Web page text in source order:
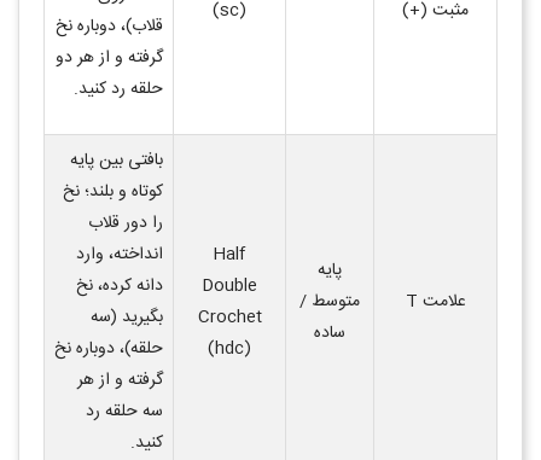
مثبت (+)
(sc)
قلاب)، دوباره نخ
گرفته و از هر دو
حلقه رد کنید.
علامت
پایه
متوسط /
ساده
Half
Double
Crochet
(hdc)
بافتی بین پایه
کوتاه و بلند؛ نخ
را دور قلاب
انداخته، وارد
دانه کرده، نخ
بگیرید (سه
حلقه)، دوباره نخ
گرفته و از هر
سه حلقه رد
کنید.